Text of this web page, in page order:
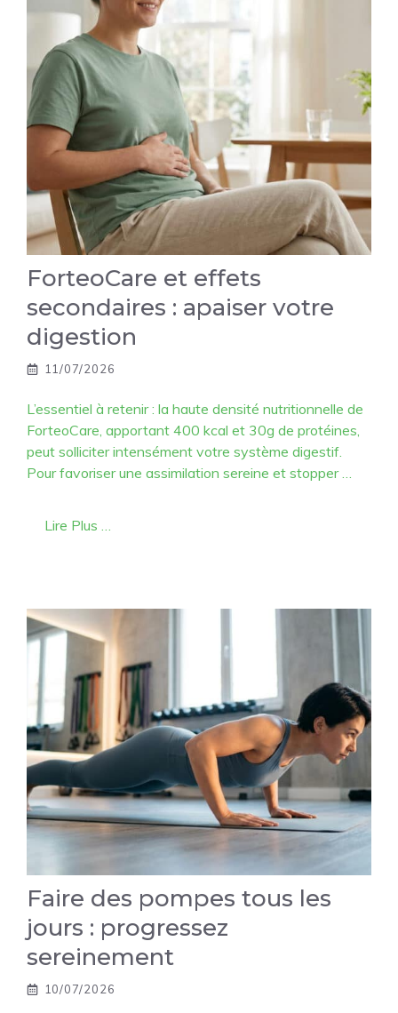
ForteoCare et effets
secondaires : apaiser votre
digestion
11/07/2026
L’essentiel à retenir : la haute densité nutritionnelle de
ForteoCare, apportant 400 kcal et 30g de protéines,
peut solliciter intensément votre système digestif.
Pour favoriser une assimilation sereine et stopper …
Lire Plus …
Faire des pompes tous les
jours : progressez
sereinement
10/07/2026